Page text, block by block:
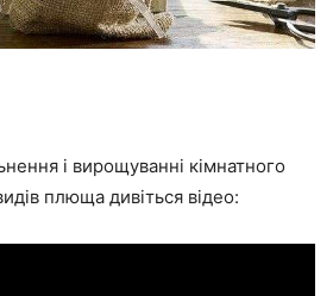
і вирощуванні кімнатного
плюща дивіться відео: